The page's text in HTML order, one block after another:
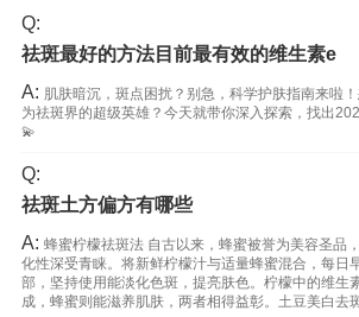
Q:
祛斑最好的方法目前最有效的维生素e
A: 肌肤暗沉，斑点困扰？别急，科学护肤指南来啦
为祛斑界的超级英雄？今天就带你深入探索，找出
💫
Q:
祛斑土方偏方有哪些
A: 蜂蜜柠檬祛斑法 自古以来，蜂蜜被誉为美容圣品
化性深受青睐。将新鲜柠檬汁与适量蜂蜜混合，每日
部，坚持使用能淡化色斑，提亮肤色。柠檬中的维生
成，蜂蜜则能滋养肌肤，两者相得益彰。土豆美白去